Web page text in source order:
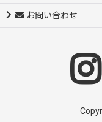
お問い合わせ